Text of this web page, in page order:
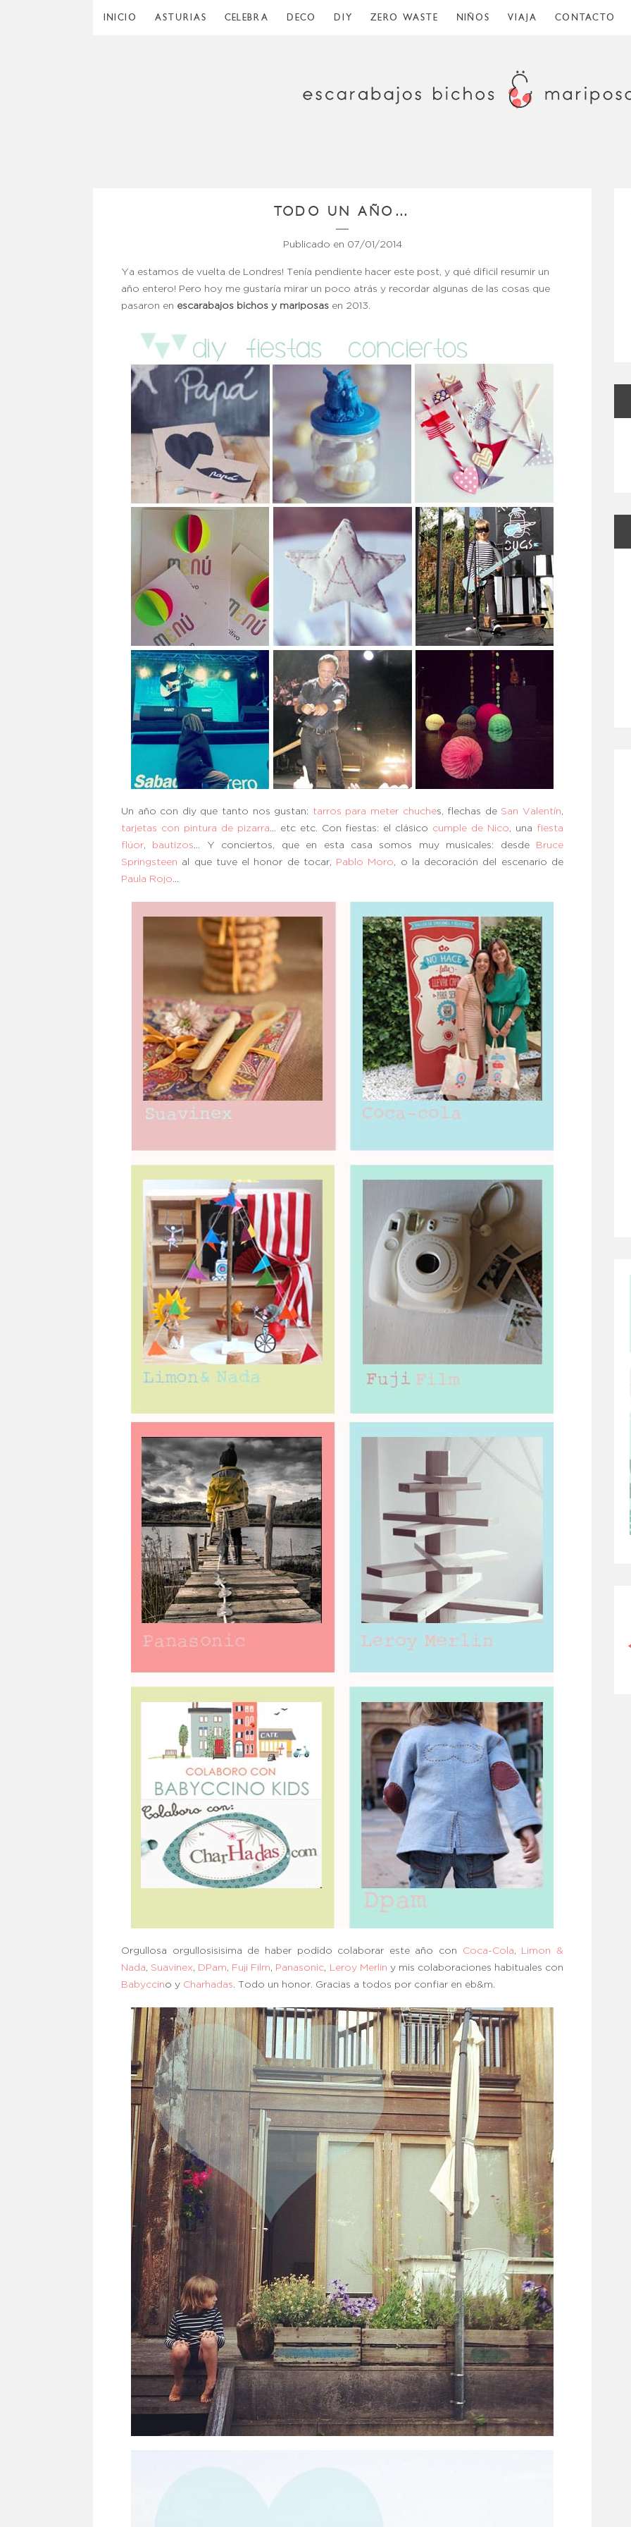
INICIO ASTURIAS CELEBRA DECO DIY ZERO WASTE NIÑOS VIAJA CONTACTO
TODO UN AÑO…
Publicado en 07/01/2014
Ya estamos de vuelta de Londres! Tenía pendiente hacer este post, y qué dificil resumir un
año entero! Pero hoy me gustaría mirar un poco atrás y recordar algunas de las cosas que
pasaron en escarabajos bichos y mariposas en 2013.
Un año con diy que tanto nos gustan: tarros para meter chuches, flechas de San Valentín
tarjetas con pintura de pizarra … etc etc. Con fiestas: el clásico cumple de Nico , una fiesta
flúor
bautizos … Y conciertos, que en esta casa somos muy musicales: desde
Bruce
Springsteen al que tuve el honor de tocar, Pablo Moro
, o la decoración del escenario de
Paula Rojo
Orgullosa orgullosisisima de haber podido colaborar este año con Coca-Cola
Limon &
Nada
Suavinex DPam Fuji Film Panasonic Leroy Merlin y mis colaboraciones habituales con
Babyccino y Charhadas . Todo un honor. Gracias a todos por confiar en eb&m.